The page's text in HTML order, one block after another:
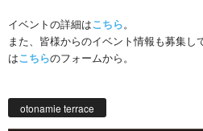
イベントの詳細はこちら。
また、皆様からのイベント情報も募集
はこちらのフォームから。
otonamie terrace